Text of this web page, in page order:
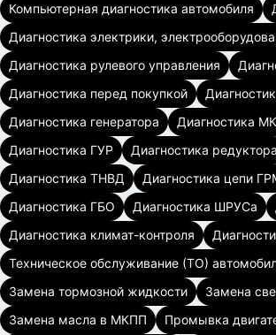
Компьютерная диагностика автомобиля
Диагностика электрики,
Диагностика рулевого управления
Диагностика перед покупкой
Диагностика генератора
Диагностика
Диагностика ГУР
Диагностика редуктора
Диагностика ТНВД
Диагностика цепи
Диагностика ГБО
Диагностика ШРУСа
Диагностика климат-контроля
Техническое обслуживание (ТО)
Замена тормозной жидкости
Замена
Замена масла в МКПП
Промывка